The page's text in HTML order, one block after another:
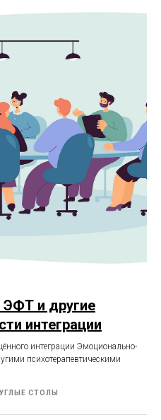
и другие
интеграции
интеграции Эмоционально-
психотерапевтическими
СТОЛЫ